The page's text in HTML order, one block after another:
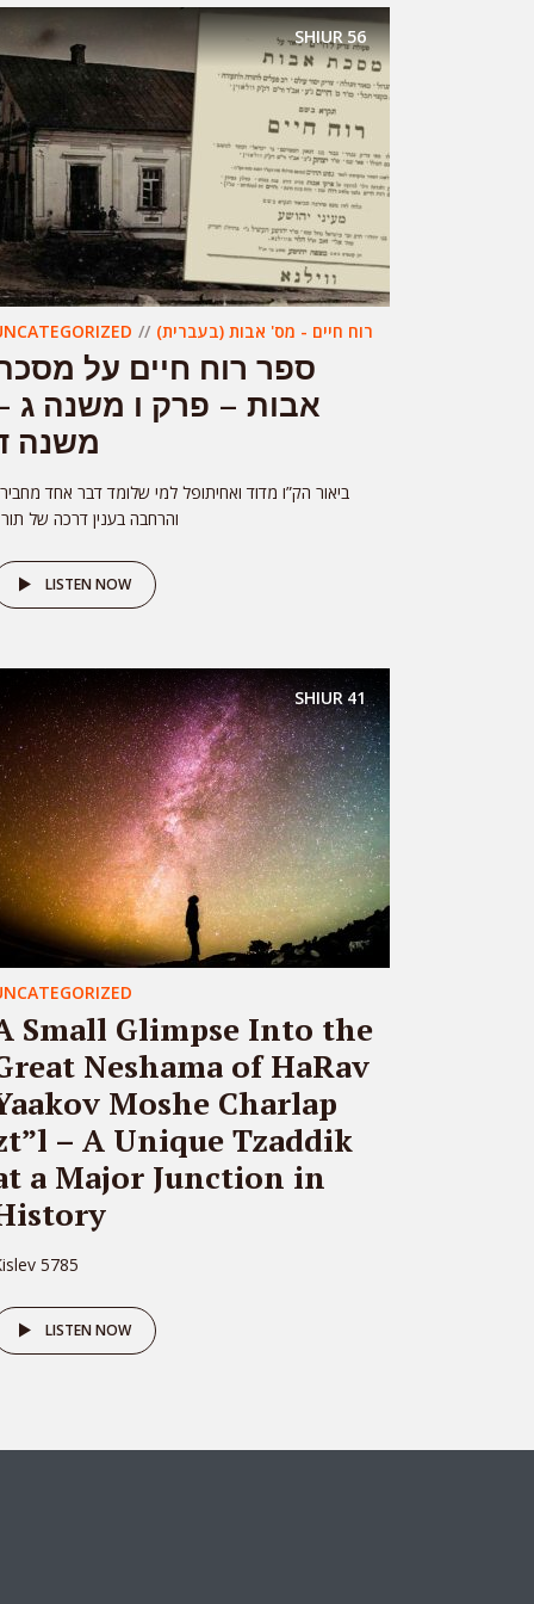
SHIUR56
רוח חיים - מס' אבות (בעברית)
ספר רוח חיים על
אבות – פרק ו משנה ג
משנה
ביאור הק”ו מדוד ואחיתופל למי שלומד דבר אחד
והרחבה בענין דרכה של
LISTEN NOW
SHIUR 41
Small Glimpse Into the
Neshama of HaRav
Moshe Charlap
– A Unique Tzaddik
a Major Junction in
5785
LISTEN NOW